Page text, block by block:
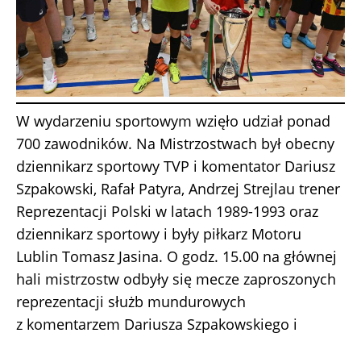
W wydarzeniu sportowym wzięło udział ponad
700 zawodników. Na Mistrzostwach był obecny
dziennikarz sportowy TVP i komentator Dariusz
Szpakowski, Rafał Patyra, Andrzej Strejlau trener
Reprezentacji Polski w latach 1989-1993 oraz
dziennikarz sportowy i były piłkarz Motoru
Lublin Tomasz Jasina. O godz. 15.00 na głównej
hali mistrzostw odbyły się mecze zaproszonych
reprezentacji służb mundurowych
z komentarzem Dariusza Szpakowskiego i